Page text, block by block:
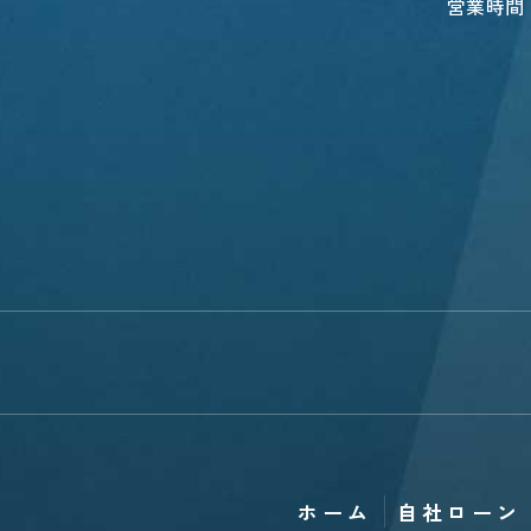
営業時間
ホーム 自社ローン